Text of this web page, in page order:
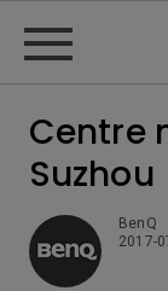
Centre
Suzhou
BenQ
2017-